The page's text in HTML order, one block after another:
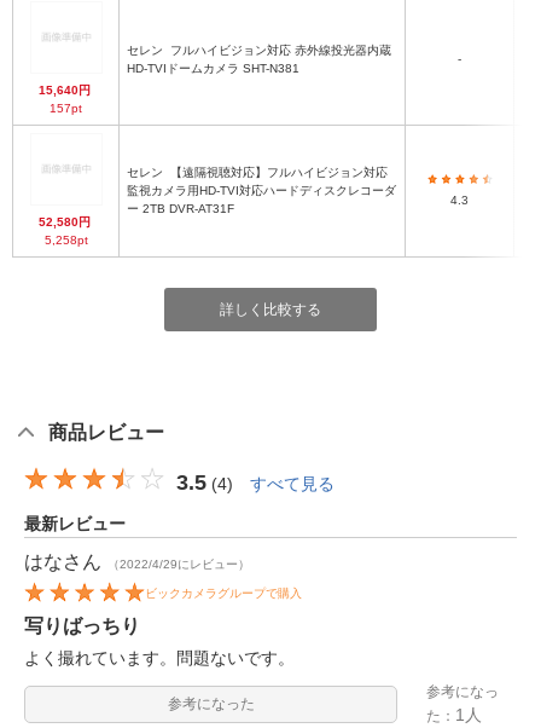
15,640円
157pt
セレン
HD-TVIドームカメラ SHT-N381
-
52,580円
5,258pt
セレン
監視カメラ用HD-TVI対応ハードディスクレコーダ
ー 2TB DVR-AT31F
4.3
詳しく比較する
商品レビュー
3.5 (4) すべて見る
最新レビュー
はなさん （2022/4/29にレビュー）
ビックカメラグループで購入
写りばっちり
よく撮れています。問題ないです。
参考になった
参考になっ
た： 1人